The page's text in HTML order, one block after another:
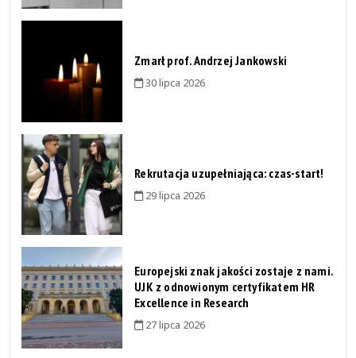
Zmarł prof. Andrzej Jankowski
30 lipca 2026
Rekrutacja uzupełniająca: czas-start!
29 lipca 2026
Europejski znak jakości zostaje z nami.
UJK z odnowionym certyfikatem HR
Excellence in Research
27 lipca 2026